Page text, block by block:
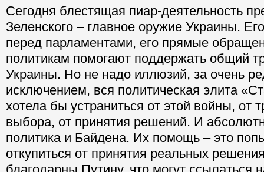
Сегодня блестящая пиар-деятельность
Зеленского – главное оружие Украины.
перед парламентами, его прямые
политикам помогают поддержать общий
Украины. Но не надо иллюзий, за очень
исключением, вся политическая элита
хотела бы устраниться от этой войны, от
выбора, от принятия решений. И
политика и Байдена. Их помощь – это
откупиться от принятия реальных